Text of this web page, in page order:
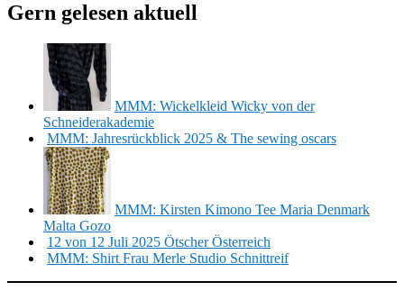
Gern gelesen aktuell
MMM: Wickelkleid Wicky von der
Schneiderakademie
MMM: Jahresrückblick 2025 & The sewing oscars
MMM: Kirsten Kimono Tee Maria Denmark
Malta Gozo
12 von 12 Juli 2025 Ötscher Österreich
MMM: Shirt Frau Merle Studio Schnittreif